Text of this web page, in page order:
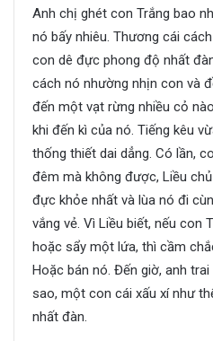
Anh chị ghét con Trắng bao
nó bấy nhiêu. Thương cái
con dê đực phong độ nhất
cách nó nhường nhịn con và
đến một vạt rừng nhiều cỏ
khi đến kì của nó. Tiếng kêu
thống thiết dai dẳng. Có lần,
đêm mà không được, Liều
đực khỏe nhất và lùa nó đi
vắng vẻ. Vì Liều biết, nếu con
hoặc sẩy một lứa, thì cầm
Hoặc bán nó. Đến giờ, anh
sao, một con cái xấu xí như
nhất đàn.